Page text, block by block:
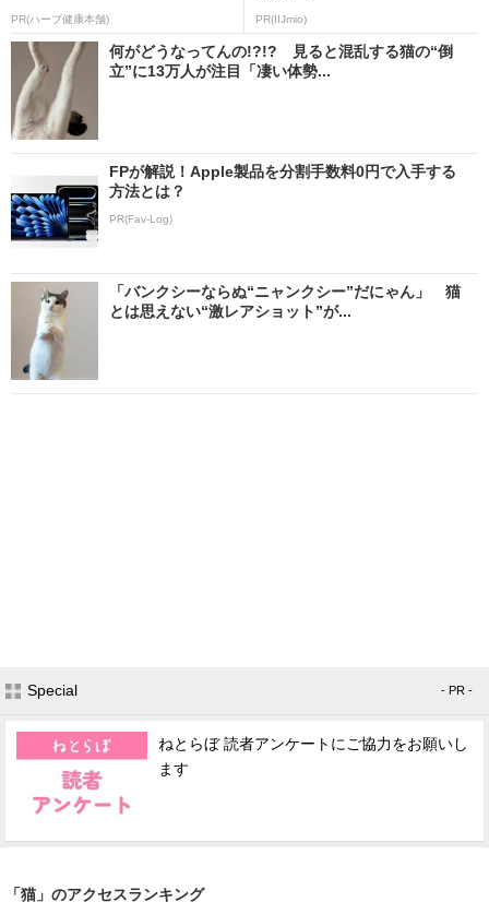
PR(ハーブ健康本舗) PR(IIJmio)
何がどうなってんの!?!? 見ると混乱する猫の“倒
立”に13万人が注目「凄い体勢...
FPが解説！Apple製品を分割手数料0円で入手する
方法とは？
PR(Fav-Log)
「バンクシーならぬ“ニャンクシー”だにゃん」 猫
とは思えない“激レアショット”が...
Special - PR -
ねとらぼ 読者アンケートにご協力をお願いし
ます
「猫」のアクセスランキング